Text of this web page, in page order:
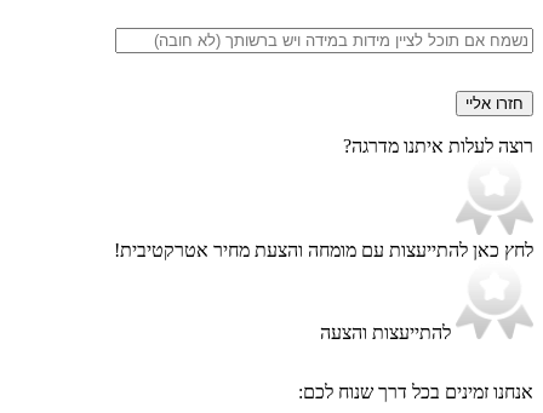
הערות
רוצה לעלות איתנו מדרגה?
לחץ כאן להתייעצות עם מומחה והצעת מחיר אטרקטיבית!
להתייעצות והצעה
אנחנו זמינים בכל דרך שנוח לכם: